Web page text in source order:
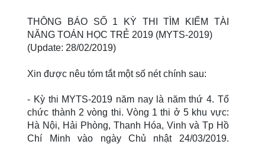
THÔNG BÁO SỐ 1 KỲ THI TÌM KIẾM TÀI
NĂNG TOÁN HỌC TRẺ 2019 (MYTS-2019)
(Update: 28/02/2019)
Xin được nêu tóm tắt một số nét chính sau:
- Kỳ thi MYTS-2019 năm nay là năm thứ 4. Tổ
chức thành 2 vòng thi. Vòng 1 thi ở 5 khu vực:
Hà Nội, Hải Phòng, Thanh Hóa, Vinh và Tp Hồ
Chí Minh vào ngày Chủ nhật 24/03/2019.